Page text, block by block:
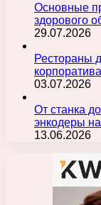
Основные
здорового
29.07.2026
Рестораны
03.07.2026
От станка
энкодеры
13.06.2026